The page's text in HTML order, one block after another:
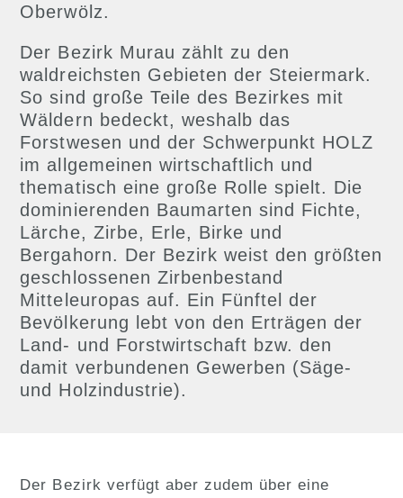
Oberwölz.
Der Bezirk Murau zählt zu den
waldreichsten Gebieten der Steiermark.
So sind große Teile des Bezirkes mit
Wäldern bedeckt, weshalb das
Forstwesen und der Schwerpunkt HOLZ
im allgemeinen wirtschaftlich und
thematisch eine große Rolle spielt. Die
dominierenden Baumarten sind Fichte,
Lärche, Zirbe, Erle, Birke und
Bergahorn. Der Bezirk weist den größten
geschlossenen Zirbenbestand
Mitteleuropas auf. Ein Fünftel der
Bevölkerung lebt von den Erträgen der
Land- und Forstwirtschaft bzw. den
damit verbundenen Gewerben (Säge-
und Holzindustrie).
Der Bezirk verfügt aber zudem über eine